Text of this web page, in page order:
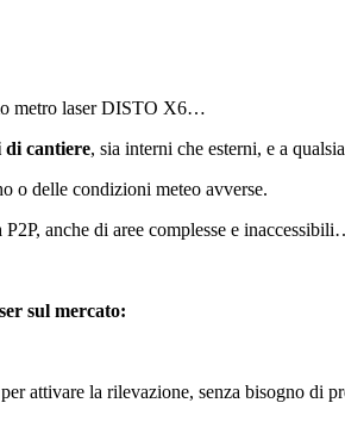
metro laser DISTO X6…
cantiere, sia interni che esterni, e a
o delle condizioni meteo avverse.
anche di aree complesse e
sul mercato:
attivare la rilevazione, senza bisogno di